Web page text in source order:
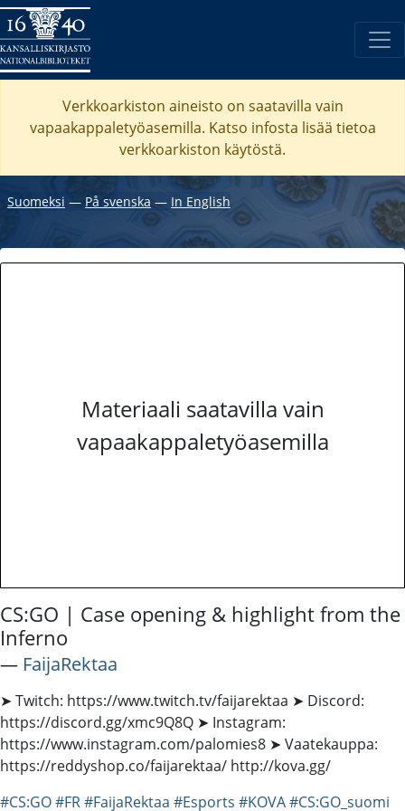
Verkkoarkiston aineisto on saatavilla vain
vapaakappaletyöasemilla. Katso infosta lisää tietoa
verkkoarkiston käytöstä.
Suomeksi ― På svenska ― In English
Materiaali saatavilla vain
vapaakappaletyöasemilla
CS:GO | Case opening & highlight from the
Inferno
― FaijaRektaa
➤ Twitch: https://www.twitch.tv/faijarektaa ➤ Discord:
https://discord.gg/xmc9Q8Q ➤ Instagram:
https://www.instagram.com/palomies8 ➤ Vaatekauppa:
https://reddyshop.co/faijarektaa/ http://kova.gg/
#CS:GO#FR#FaijaRektaa #Esports #KOVA#CS:GO_suomi